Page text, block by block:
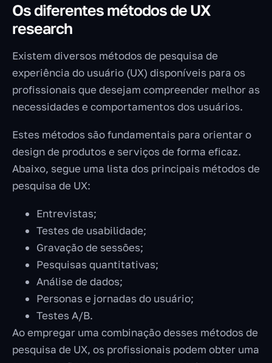
Os diferentes métodos de UX
research
Existem diversos métodos de pesquisa de
experiência do usuário (UX) disponíveis para os
profissionais que desejam compreender melhor as
necessidades e comportamentos dos usuários.
Estes métodos são fundamentais para orientar o
design de produtos e serviços de forma eficaz.
Abaixo, segue uma lista dos principais métodos de
pesquisa de UX:
Entrevistas;
Testes de usabilidade;
Gravação de sessões;
Pesquisas quantitativas;
Análise de dados;
Personas e jornadas do usuário;
Testes A/B.
Ao empregar uma combinação desses métodos de
pesquisa de UX, os profissionais podem obter uma